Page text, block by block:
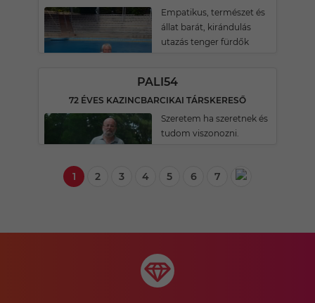
Empatikus, természet és
állat barát, kirándulás
utazás tenger fürdők
PALI54
72 ÉVES KAZINCBARCIKAI TÁRSKERESŐ
Szeretem ha szeretnek és
tudom viszonozni.
1 2 3 4 5 6 7